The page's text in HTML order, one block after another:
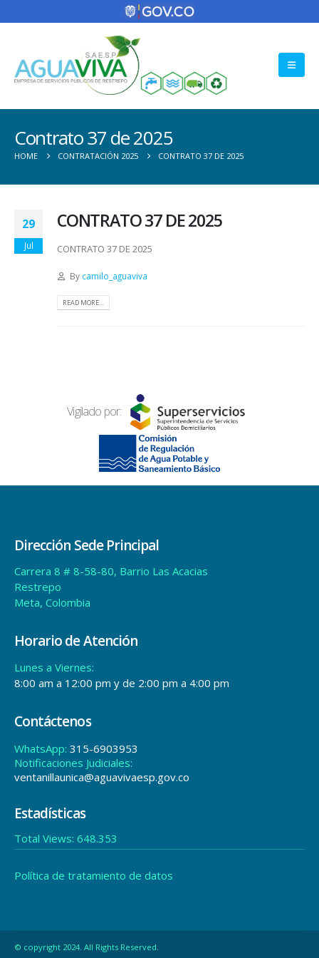
Contrato 37 de 2025
HOME CONTRATACIÓN 2025 CONTRATO 37 DE 2025
29
Jul
CONTRATO 37 DE 2025
CONTRATO 37 DE 2025
By camilo_aguaviva
READ MORE...
Vigilado por:
Dirección Sede Principal
Carrera 8 # 8-58-80, Barrio Las Acacias
Restrepo
Meta, Colombia
Horario de Atención
Lunes a Viernes:
8:00 am a 12:00 pm y de 2:00 pm a 4:00 pm
Contáctenos
WhatsApp: 315-6903953
Notificaciones Judiciales:
ventanillaunica@aguavivaesp.gov.co
Estadísticas
Total Views: 648.353
Política de tratamiento de datos
© copyright 2024. All Rights Reserved.